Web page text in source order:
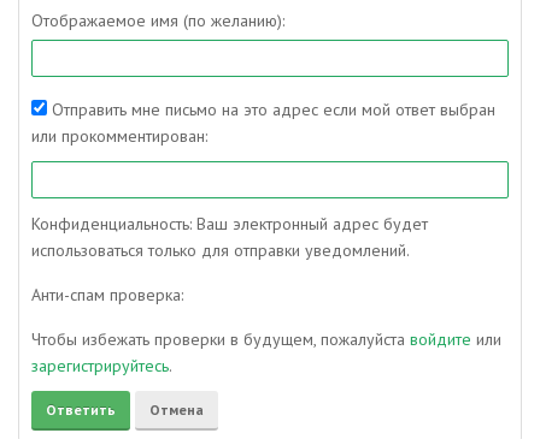
Отображаемое имя (по желанию):
Отправить мне письмо на это адрес если мой ответ выбран
или прокомментирован:
Конфиденциальность: Ваш электронный адрес будет
использоваться только для отправки уведомлений.
Анти-спам проверка:
Чтобы избежать проверки в будущем, пожалуйста войдите или
зарегистрируйтесь.